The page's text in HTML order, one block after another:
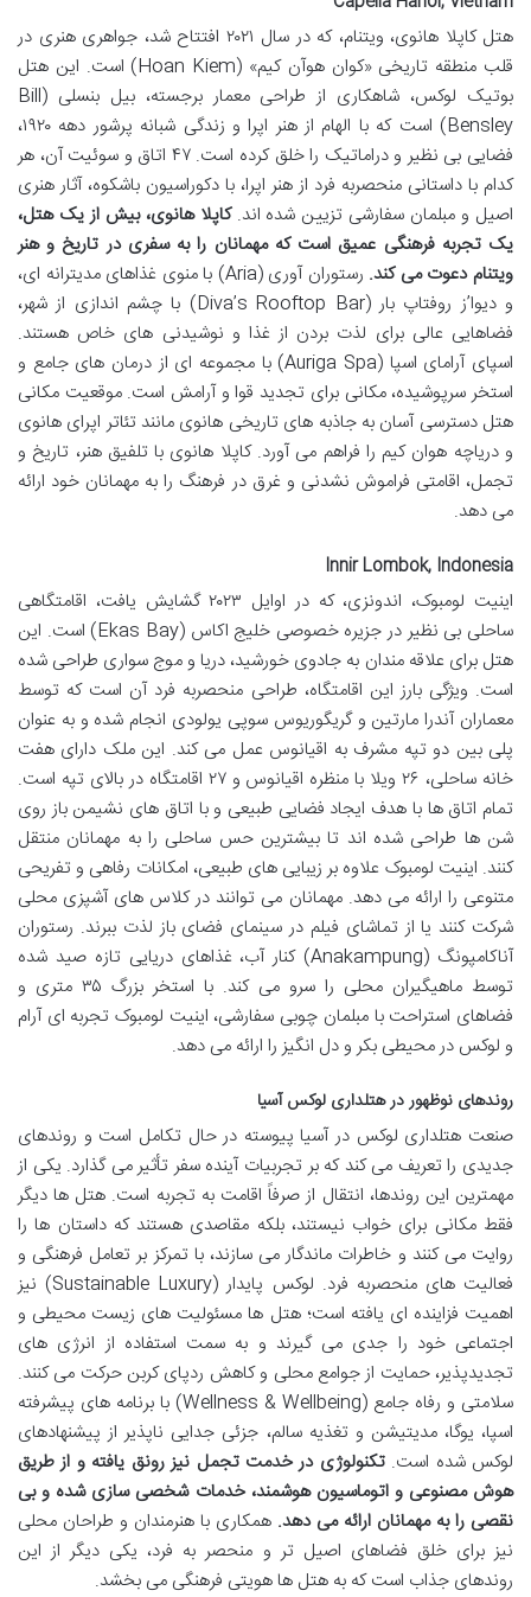
هتل کاپلا هانوی، ویتنام، که در سال ۲۰۲۱ افتتاح شد، جواهری هنری در
قلب منطقه تاریخی «کوان هوآن کیم» (Hoan Kiem) است. این هتل
بوتیک لوکس، شاهکاری از طراحی معمار برجسته، بیل بنسلی (Bill
Bensley) است که با الهام از هنر اپرا و زندگی شبانه پرشور دهه ۱۹۲۰،
فضایی بی نظیر و دراماتیک را خلق کرده است. ۴۷ اتاق و سوئیت آن، هر
کدام با داستانی منحصربه فرد از هنر اپرا، با دکوراسیون باشکوه، آثار هنری
اصیل و مبلمان سفارشی تزیین شده اند.کاپلا هانوی، بیش از یک هتل،
یک تجربه فرهنگی عمیق است که مهمانان را به سفری در تاریخ و هنر
ویتنام دعوت می کند.
رستوران آوری (Aria) با منوی غذاهای مدیترانه ای،
و دیوا’ز روفتاپ بار (Diva’s Rooftop Bar) با چشم اندازی از شهر،
فضاهایی عالی برای لذت بردن از غذا و نوشیدنی های خاص هستند.
اسپای آرامای اسپا (Auriga Spa) با مجموعه ای از درمان های جامع و
استخر سرپوشیده، مکانی برای تجدید قوا و آرامش است. موقعیت مکانی
هتل دسترسی آسان به جاذبه های تاریخی هانوی مانند تئاتر اپرای هانوی
و دریاچه هوان کیم را فراهم می آورد. کاپلا هانوی با تلفیق هنر، تاریخ و
تجمل، اقامتی فراموش نشدنی و غرق در فرهنگ را به مهمانان خود ارائه
می دهد.
Innir Lombok, Indonesia
اینیت لومبوک، اندونزی، که در اوایل ۲۰۲۳ گشایش یافت، اقامتگاهی
ساحلی بی نظیر در جزیره خصوصی خلیج اکاس (Ekas Bay) است. این
هتل برای علاقه مندان به جادوی خورشید، دریا و موج سواری طراحی شده
است. ویژگی بارز این اقامتگاه، طراحی منحصربه فرد آن است که توسط
معماران آندرا مارتین و گریگوریوس سوپی یولودی انجام شده و به عنوان
پلی بین دو تپه مشرف به اقیانوس عمل می کند. این ملک دارای هفت
خانه ساحلی، ۲۶ ویلا با منظره اقیانوس و ۲۷ اقامتگاه در بالای تپه است.
تمام اتاق ها با هدف ایجاد فضایی طبیعی و با اتاق های نشیمن باز روی
شن ها طراحی شده اند تا بیشترین حس ساحلی را به مهمانان منتقل
کنند. اینیت لومبوک علاوه بر زیبایی های طبیعی، امکانات رفاهی و تفریحی
متنوعی را ارائه می دهد. مهمانان می توانند در کلاس های آشپزی محلی
شرکت کنند یا از تماشای فیلم در سینمای فضای باز لذت ببرند. رستوران
آناکامپونگ (Anakampung) کنار آب، غذاهای دریایی تازه صید شده
توسط ماهیگیران محلی را سرو می کند. با استخر بزرگ ۳۵ متری و
فضاهای استراحت با مبلمان چوبی سفارشی، اینیت لومبوک تجربه ای آرام
و لوکس در محیطی بکر و دل انگیز را ارائه می دهد.
روندهای نوظهور در هتلداری لوکس آسیا
صنعت هتلداری لوکس در آسیا پیوسته در حال تکامل است و روندهای
جدیدی را تعریف می کند که بر تجربیات آینده سفر تأثیر می گذارد. یکی از
مهمترین این روندها، انتقال از صرفاً اقامت به تجربه است. هتل ها دیگر
فقط مکانی برای خواب نیستند، بلکه مقاصدی هستند که داستان ها را
روایت می کنند و خاطرات ماندگار می سازند، با تمرکز بر تعامل فرهنگی و
فعالیت های منحصربه فرد. لوکس پایدار (Sustainable Luxury) نیز
اهمیت فزاینده ای یافته است؛ هتل ها مسئولیت های زیست محیطی و
اجتماعی خود را جدی می گیرند و به سمت استفاده از انرژی های
تجدیدپذیر، حمایت از جوامع محلی و کاهش ردپای کربن حرکت می کنند.
سلامتی و رفاه جامع (Wellness & Wellbeing) با برنامه های پیشرفته
اسپا، یوگا، مدیتیشن و تغذیه سالم، جزئی جدایی ناپذیر از پیشنهادهای
لوکس شده است.تکنولوژی در خدمت تجمل نیز رونق یافته و از طریق
هوش مصنوعی و اتوماسیون هوشمند، خدمات شخصی سازی شده و بی
نقصی را به مهمانان ارائه می دهد. همکاری با هنرمندان و طراحان محلی
نیز برای خلق فضاهای اصیل تر و منحصر به فرد، یکی دیگر از این
روندهای جذاب است که به هتل ها هویتی فرهنگی می بخشد.